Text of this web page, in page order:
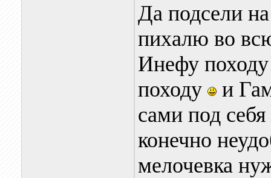
Да подсели
пихалю во
Инефу
походу и
сами под
конечно
мелочевка